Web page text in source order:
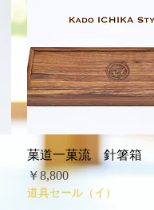
クイックビュー
菓道一菓流 針箸箱
価格
￥8,800
道具セール（イ）